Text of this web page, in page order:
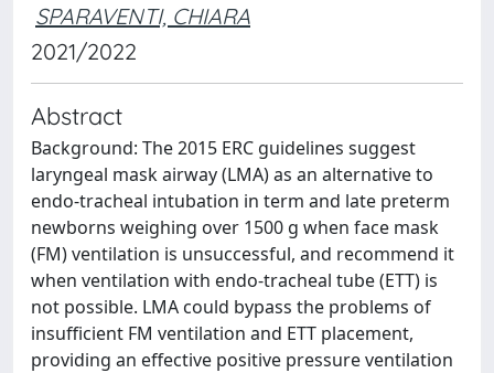
SPARAVENTI, CHIARA
2021/2022
Abstract
Background: The 2015 ERC guidelines suggest
laryngeal mask airway (LMA) as an alternative to
endo-tracheal intubation in term and late preterm
newborns weighing over 1500 g when face mask
(FM) ventilation is unsuccessful, and recommend it
when ventilation with endo-tracheal tube (ETT) is
not possible. LMA could bypass the problems of
insufficient FM ventilation and ETT placement,
providing an effective positive pressure ventilation